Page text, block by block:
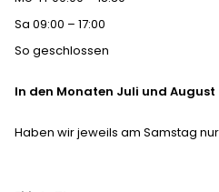
Sa 09:00 – 17:00
So geschlossen
In den Monaten Juli und August
Haben wir jeweils am Samstag